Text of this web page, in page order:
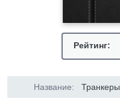
Рейтинг:
Название: Транкеры